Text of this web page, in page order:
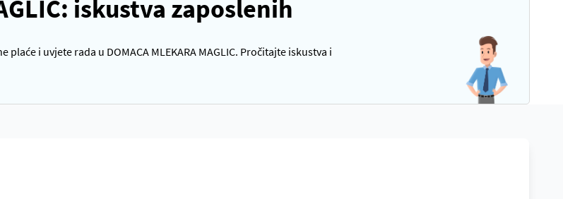
iskustva zaposlenih
plaće i uvjete rada u DOMACA MLEKARA MAGLIC. Pročitajte iskustva i